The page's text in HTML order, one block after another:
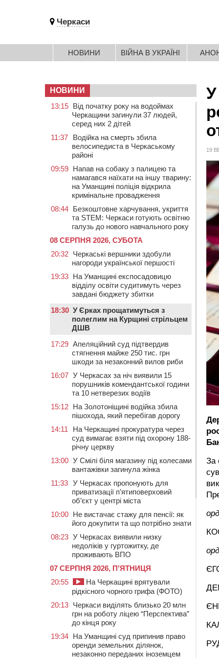
Черкаси
НОВИНИ ВІЙНА В УКРАЇНІ
19
За
НОВИНИ
13:15 Від початку року на водоймах
Черкащини загинули 37 людей,
серед них 2 дітей
11:37
Водійка на смерть збила
велосипедиста в Черкаському
районі
09:59 Напав на собаку з палицею та
намагався наїхати на іншу тварину:
на Уманщині поліція відкрила
кримінальне провадження
08:44 Безкоштовне харчування, укриття
та STEM: Черкаси готують освітню
галузь до нового навчального року
08 СЕРПНЯ 2026, СУБОТА
20:32 Черкаські вершники здобули
нагороди української першості
19:33 На Уманщині експосадовицю
відділу освіти судитимуть через
завдані бюджету збитки
18:30 У Єрках прощатимуться з
полеглим на Курщині стрільцем
ДШВ
17:29 Апеляційний суд підтвердив
стягнення майже 250 тис. грн
шкоди за незаконний вилов риби
16:07 У Черкасах за ніч виявили 15
порушників комендантської години
та 10 нетверезих водіїв
15:12 На Золотоніщині водійка збила
пішохода, який перебігав дорогу
14:11
На Черкащині прокуратура через
суд вимагає взяти під охорону 188-
річну церкву
13:00 У Смілі біля магазину під колесами
вантажівки загинула жінка
11:33 У Черкасах пропонують для
приватизації п’ятиповерховий
об’єкт у центрі міста
10:00 Не вистачає стажу для пенсії: як
його докупити та що потрібно знати
08:23 У Черкасах виявили низку
недоліків у гуртожитку, де
проживають ВПО
07 СЕРПНЯ 2026, П'ЯТНИЦЯ
20:55
На Черкащині врятували
рідкісного чорного грифа (ФОТО)
20:13 Черкаси виділять близько 20 млн
грн на роботу ліцею “Перспектива”
до кінця року
19:34 На Уманщині суд припинив право
оренди земельних ділянок,
незаконно переданих іноземцем